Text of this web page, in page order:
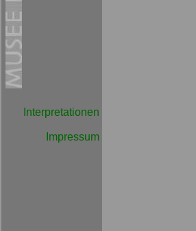
Interpretationen
Impressum